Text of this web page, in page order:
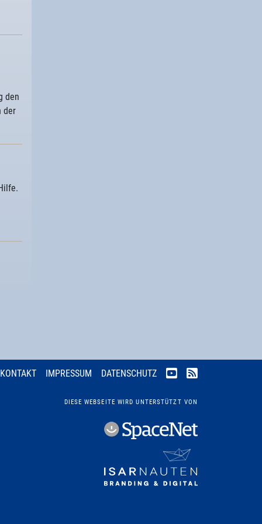
den
der
KONTAKT IMPRESSUM DATENSCHUTZ
DIESE WEBSEITE WIRD UNTERSTÜTZT VON